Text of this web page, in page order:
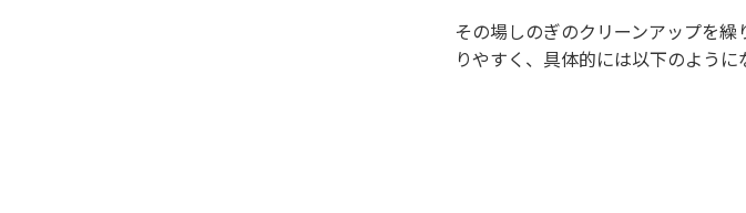
その場しのぎのクリーンアップを
りやすく、具体的には以下のように